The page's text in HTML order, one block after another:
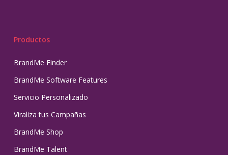
Productos
BrandMe Finder
BrandMe Software Features
Servicio Personalizado
Viraliza tus Campañas
BrandMe Shop
BrandMe Talent